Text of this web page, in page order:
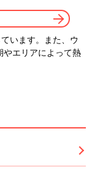
います。また、ウ
やエリアによって熱